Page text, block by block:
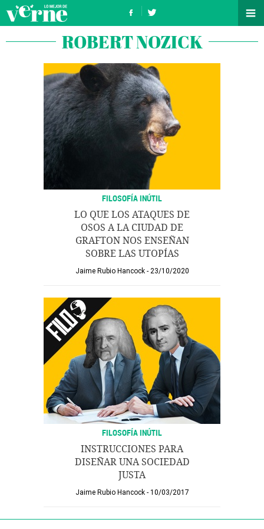
ROBERT NOZICK
FILOSOFÍA INÚTIL
LO QUE LOS ATAQUES DE
OSOS A LA CIUDAD DE
GRAFTON NOS ENSEÑAN
SOBRE LAS UTOPÍAS
Jaime Rubio Hancock 23/10/2020
FILOSOFÍA INÚTIL
INSTRUCCIONES PARA
DISEÑAR UNA SOCIEDAD
JUSTA
Jaime Rubio Hancock 10/03/2017